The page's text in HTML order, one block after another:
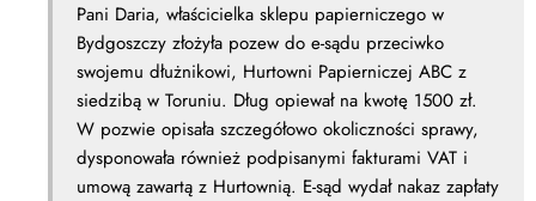
Pani Daria, właścicielka sklepu papierniczego w
Bydgoszczy złożyła pozew do e-sądu przeciwko
swojemu dłużnikowi, Hurtowni Papierniczej ABC z
siedzibą w Toruniu. Dług opiewał na kwotę 1500 zł.
W pozwie opisała szczegółowo okoliczności sprawy,
dysponowała również podpisanymi fakturami VAT i
umową zawartą z Hurtownią. E-sąd wydał nakaz zapłaty